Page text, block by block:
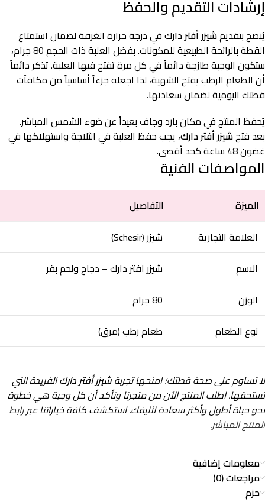
إرشادات التقديم والحفظ
يُنصح بتقديمشيزر أفتر داركفي درجة حرارة الغرفة لضمان استمتاع
القطة بالرائحة الطبيعية للمكونات. بفضل العلبة ذات الحجم 80 جرام،
ستكون الوجبة طازجة دائماً في كل مرة تفتح فيها العلبة. تذكر دائماً
أن الطعام الرطب يفتح الشهية، لذا اجعله جزءاً أساسياً من مكافآت
قطتك اليومية لضمان سعادتها.
يُحفظ المنتج في مكان بارد وجاف بعيداً عن ضوء الشمس المباشر.
بعد فتحشيزر أفتر دارك، يجب حفظ العلبة في الثلاجة واستهلاكها في
غضون 48 ساعة كحد أقصى.
المواصفات الفنية
الميزة
التفاصيل
العلامة التجارية
شيزر (Schesir)
الاسم
شيزر افتر دارك – دجاج ولحم بقر
الوزن
80 جرام
نوع الطعام
طعام رطب (مرق)
لا تساوم على صحة قطتك؛ امنحها تجربةشيزر أفتر داركالفريدة التي
تستحقها. اطلب المنتج الآن من متجرنا وتأكد أن كل وجبة هي خطوة
نحو حياة أطول وأكثر سعادة لأليفك. استكشف كافة خياراتنا عبررابط
المنتج المباشر.
معلومات إضافية
مراجعات (0)
حزم